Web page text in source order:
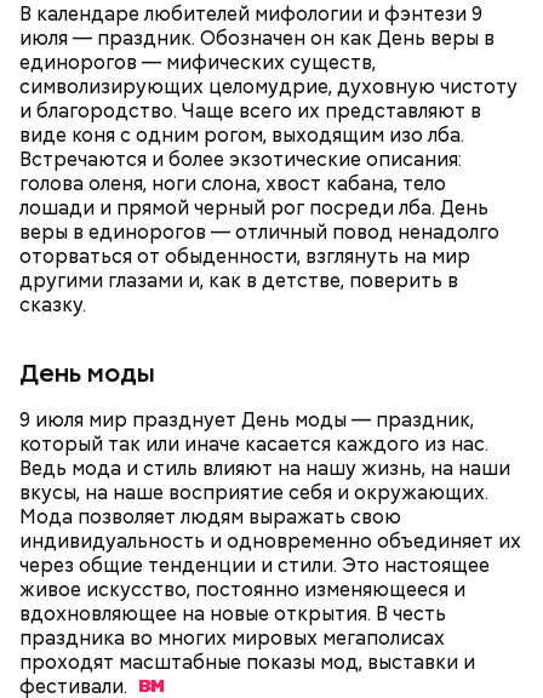
В календаре любителей мифологии и фэнтези 9
июля — праздник. Обозначен он как День веры в
единорогов — мифических существ,
символизирующих целомудрие, духовную чистоту
и благородство. Чаще всего их представляют в
виде коня c одним рогом, выходящим изо лба.
Встречаются и более экзотические описания:
голова оленя, ноги слона, хвост кабана, тело
лошади и прямой черный рог посреди лба. День
веры в единорогов — отличный повод ненадолго
оторваться от обыденности, взглянуть на мир
другими глазами и, как в детстве, поверить в
сказку.
День моды
9 июля мир празднует День моды — праздник,
который так или иначе касается каждого из нас.
Ведь мода и стиль влияют на нашу жизнь, на наши
вкусы, на наше восприятие себя и окружающих.
Мода позволяет людям выражать свою
индивидуальность и одновременно объединяет их
через общие тенденции и стили. Это настоящее
живое искусство, постоянно изменяющееся и
вдохновляющее на новые открытия. В честь
праздника во многих мировых мегаполисах
проходят масштабные показы мод, выставки и
фестивали.
Однако диетолог предупредила: не для всех дыня
может быть полезна. В первую очередь ее стоит
есть с осторожностью людям:
— Наиболее распространенные борщ, щи, котлеты,
салаты, лаваш с творогом и сыром, пироги, омлет,
запеканка. Щавеля там везде используется
немного, поэтому никакого вреда от него не будет.
Вовсю идет и сезон черешни. «Вечерняя Москва»
узнала у врача — эндокринолога-диетолога
Натальи Лазуренко,